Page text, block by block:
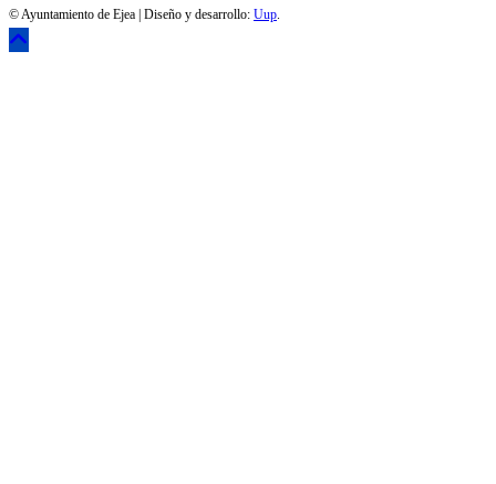
© Ayuntamiento de Ejea | Diseño y desarrollo: Uup.